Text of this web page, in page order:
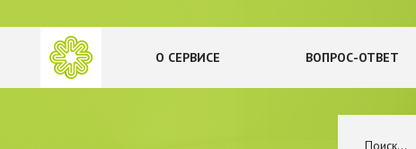
О СЕРВИСЕ ВОПРОС-ОТВЕТ